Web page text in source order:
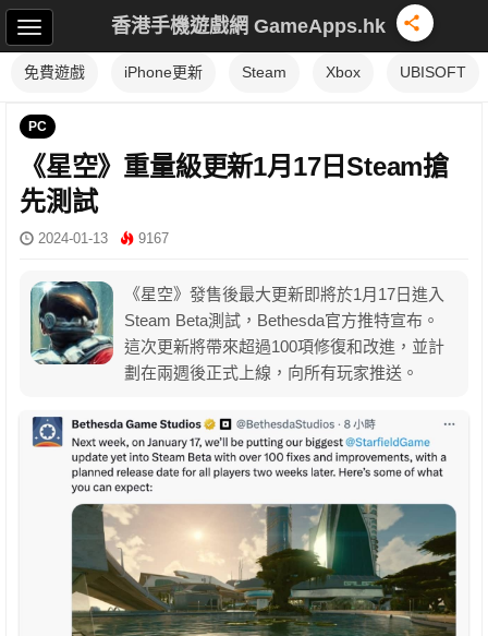
香港手機遊戲網 GameApps.hk
免費遊戲 iPhone更新 Steam Xbox UBISOFT
PC
《星空》重量級更新1月17日Steam搶
先測試
2024-01-13 9167
《星空》發售後最大更新即將於1月17日進入
Steam Beta測試，Bethesda官方推特宣布。
這次更新將帶來超過100項修復和改進，並計
劃在兩週後正式上線，向所有玩家推送。